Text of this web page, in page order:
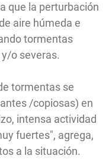
que la perturbación
aire húmeda e
tormentas
o severas.
tormentas se
/copiosas) en
intensa actividad
fuertes", agrega,
a la situación.